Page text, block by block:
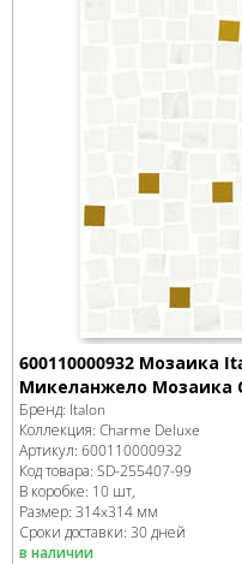
600110000932 Мозаика
Микеланжело Мозаика
Бренд: Italon
Коллекция: Charme Deluxe
Артикул: 600110000932
Код товара: SD-255407-99
В коробке: 10 шт,
Размер: 314x314 мм
Сроки доставки: 30 дней
в наличии